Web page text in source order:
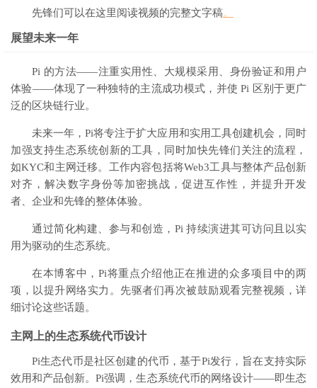
先锋们可以在这里阅读视频的完整文字稿。
展望未来一年
Pi 的方法——注重实用性、大规模采用、身份验证和用户
体验——体现了一种独特的主流成功模式，并使 Pi 区别于更广
泛的区块链行业。
未来一年，Pi将专注于扩大应用和实用工具创建机会，同时
加强支持生态系统创新的工具，同时加快先锋们关注的流程，
如KYC和主网迁移。工作内容包括将Web3工具与整体产品创新
对齐，解决数字身份等加密挑战，促进互作性，并提升开发
者、企业和先锋的整体体验。
通过简化构建、参与和创造，Pi 持续演进其可访问且以实
用为驱动的生态系统。
在本博客中，Pi将重点介绍他正在推进的众多项目中的两
项，以提升网络实力。先驱者们再次被鼓励观看完整视频，详
细讨论这些话题。
主网上的生态系统代币设计
Pi生态代币是社区创建的代币，基于Pi发行，旨在支持实际
效用和产品创新。Pi强调，生态系统代币的网络设计——即生态